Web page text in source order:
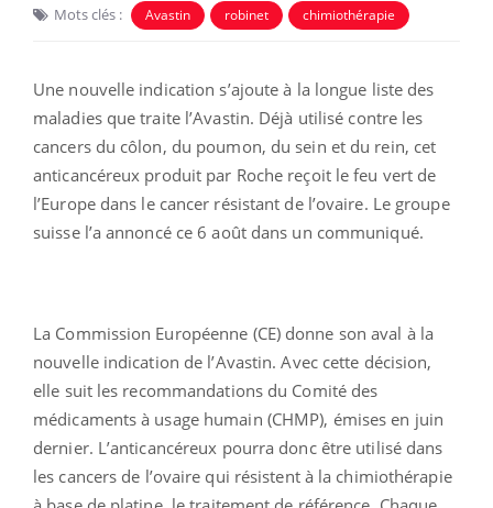
Mots clés : Avastin robinet chimiothérapie
Une nouvelle indication s’ajoute à la longue liste des
maladies que traite l’Avastin. Déjà utilisé contre les
cancers du côlon, du poumon, du sein et du rein, cet
anticancéreux produit par Roche reçoit le feu vert de
l’Europe dans le cancer résistant de l’ovaire. Le groupe
suisse l’a annoncé ce 6 août dans un communiqué.
La Commission Européenne (CE) donne son aval à la
nouvelle indication de l’Avastin. Avec cette décision,
elle suit les recommandations du Comité des
médicaments à usage humain (CHMP), émises en juin
dernier. L’anticancéreux pourra donc être utilisé dans
les cancers de l’ovaire qui résistent à la chimiothérapie